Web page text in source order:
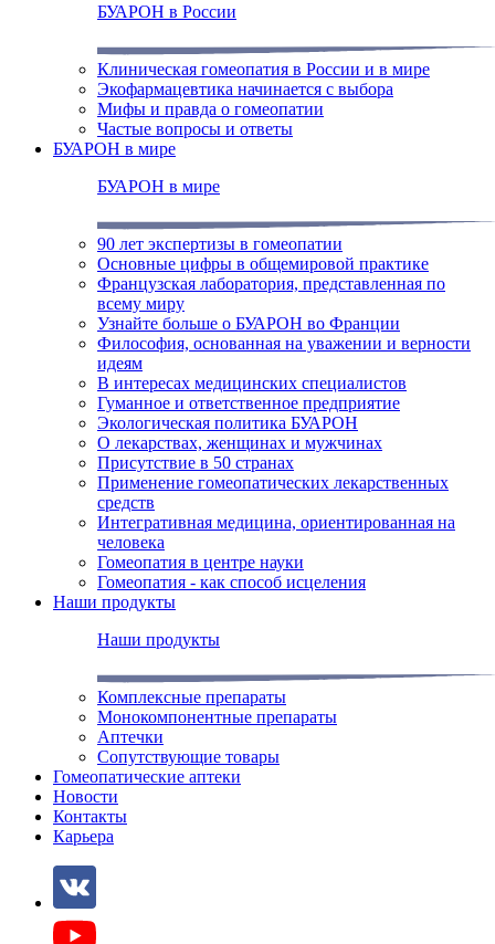
БУАРОН в России
Клиническая гомеопатия в России и в мире
Экофармацевтика начинается с выбора
Мифы и правда о гомеопатии
Частые вопросы и ответы
БУАРОН в мире
БУАРОН в мире
90 лет экспертизы в гомеопатии
Основные цифры в общемировой практике
Французская лаборатория, представленная по
всему миру
Узнайте больше о БУАРОН во Франции
Философия, основанная на уважении и верности
идеям
В интересах медицинских специалистов
Гуманное и ответственное предприятие
Экологическая политика БУАРОН
О лекарствах, женщинах и мужчинах
Присутствие в 50 странах
Применение гомеопатических лекарственных
средств
Интегративная медицина, ориентированная на
человека
Гомеопатия в центре науки
Гомеопатия - как способ исцеления
Наши продукты
Наши продукты
Комплексные препараты
Монокомпонентные препараты
Аптечки
Сопутствующие товары
Гомеопатические аптеки
Новости
Контакты
Карьера